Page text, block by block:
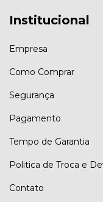
Institucional
Empresa
Como Comprar
Segurança
Pagamento
Tempo de Garantia
Politica de Troca e
Contato